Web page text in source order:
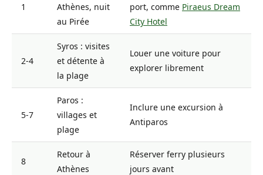
1
Athènes, nuit
au Pirée
port, comme Piraeus Dream
City Hotel
2-4
Syros : visites
et détente à
la plage
Louer une voiture pour
explorer librement
5-7
Paros :
villages et
plage
Inclure une excursion à
Antiparos
8
Retour à
Athènes
Réserver ferry plusieurs
jours avant